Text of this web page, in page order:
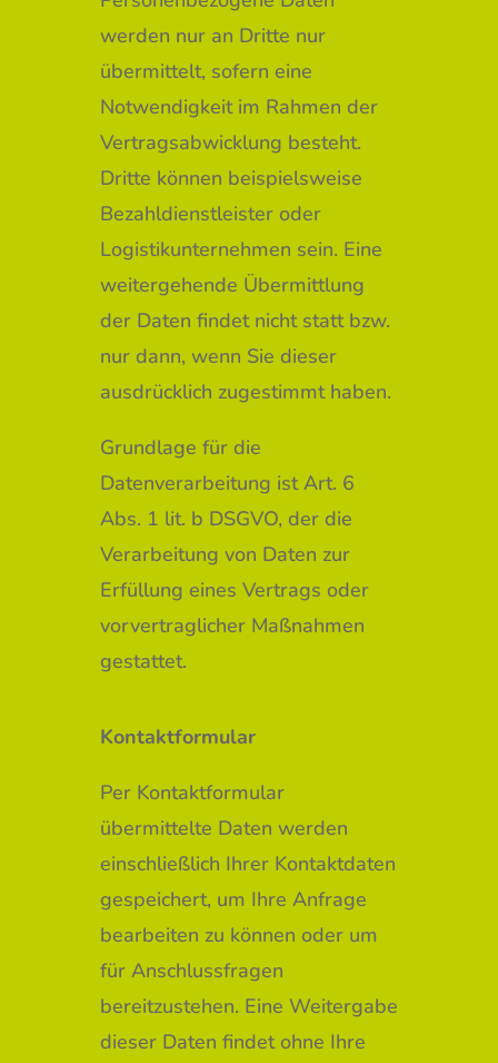
werden nur an Dritte nur
übermittelt, sofern eine
Notwendigkeit im Rahmen der
Vertragsabwicklung besteht.
Dritte können beispielsweise
Bezahldienstleister oder
Logistikunternehmen sein. Eine
weitergehende Übermittlung
der Daten findet nicht statt bzw.
nur dann, wenn Sie dieser
ausdrücklich zugestimmt haben.
Grundlage für die
Datenverarbeitung ist Art. 6
Abs. 1 lit. b DSGVO, der die
Verarbeitung von Daten zur
Erfüllung eines Vertrags oder
vorvertraglicher Maßnahmen
gestattet.
Kontaktformular
Per Kontaktformular
übermittelte Daten werden
einschließlich Ihrer Kontaktdaten
gespeichert, um Ihre Anfrage
bearbeiten zu können oder um
für Anschlussfragen
bereitzustehen. Eine Weitergabe
dieser Daten findet ohne Ihre